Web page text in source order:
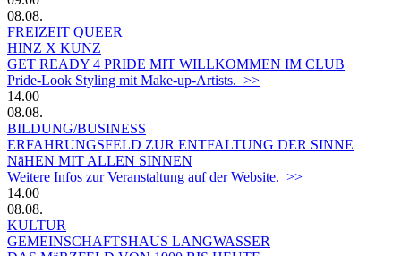
08.08.
FREIZEIT QUEER
HINZ X KUNZ
GET READY 4 PRIDE MIT WILLKOMMEN IM CLUB
Pride-Look Styling mit Make-up-Artists. >>
14.00
08.08.
BILDUNG/BUSINESS
ERFAHRUNGSFELD ZUR ENTFALTUNG DER SINNE
NäHEN MIT ALLEN SINNEN
Weitere Infos zur Veranstaltung auf der Website. >>
14.00
08.08.
KULTUR
GEMEINSCHAFTSHAUS LANGWASSER